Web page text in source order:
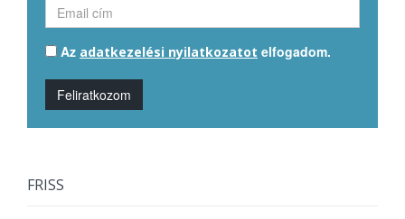
Az adatkezelési nyilatkozatot elfogadom.
Feliratkozom
FRISS